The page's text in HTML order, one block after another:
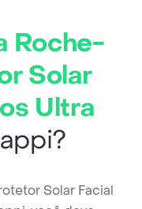
Roche-
Solar
Ultra
Solar Facial